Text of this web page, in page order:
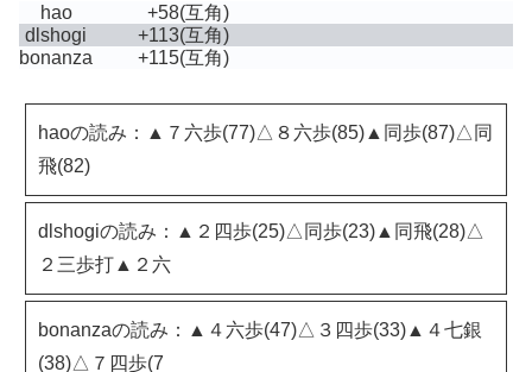
hao +58(互角)
dlshogi
+113(互角)
bonanza
+115(互角)
haoの読み：▲７六歩(77)△８六歩(85)▲同歩(87)△同
飛(82)
dlshogiの読み：▲２四歩(25)△同歩(23)▲同飛(28)△
２三歩打▲２六
bonanzaの読み：▲４六歩(47)△３四歩(33)▲４七銀
(38)△７四歩(7